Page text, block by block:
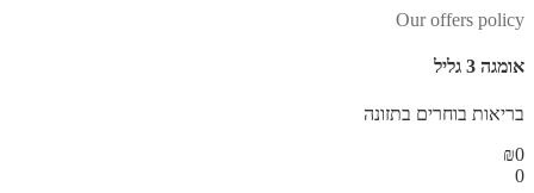
Our offers policy
אומגה 3 גליל
בריאות בוחרים בתזונה
₪0
0